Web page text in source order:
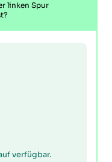
linken Spur
verfügbar.